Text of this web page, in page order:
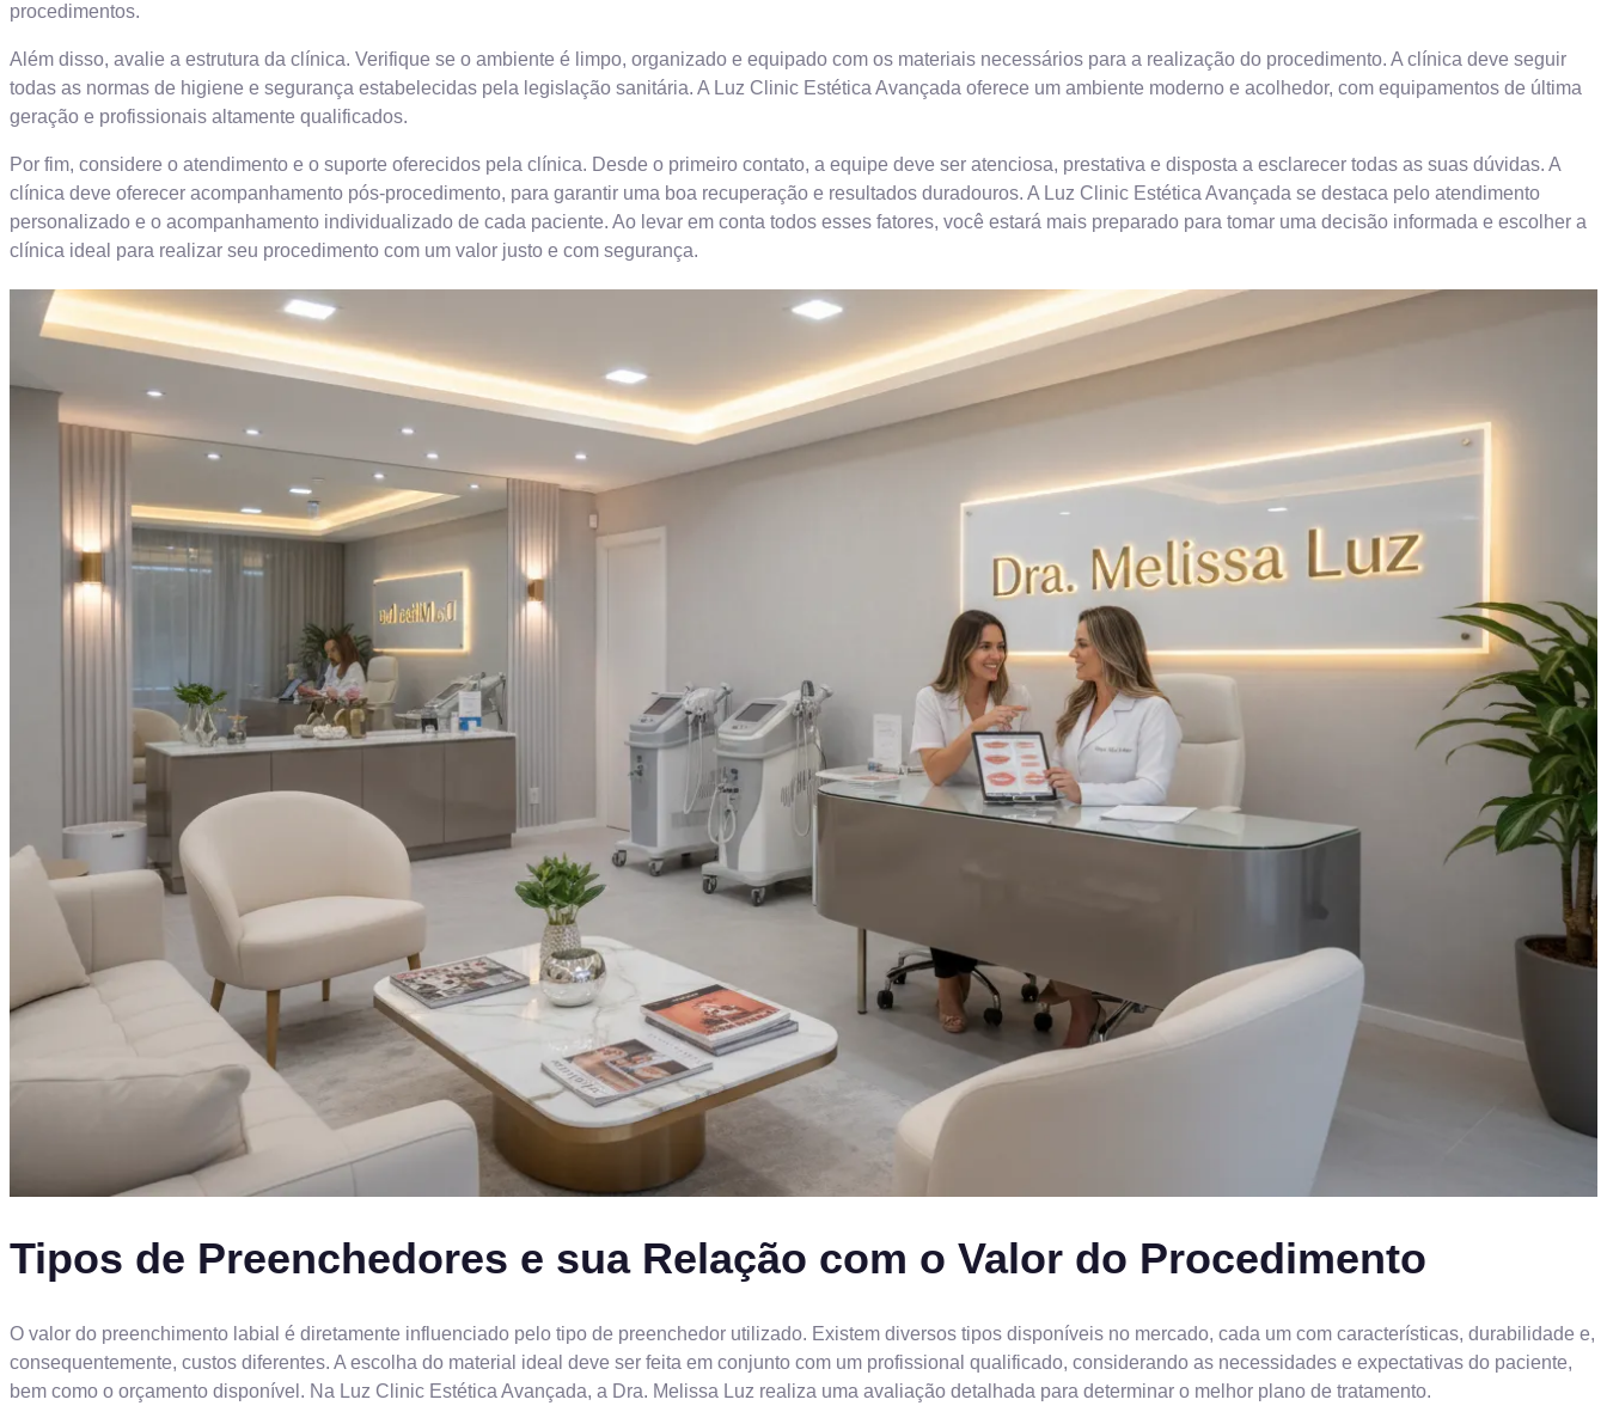
procedimentos.
Além disso, avalie a estrutura da clínica. Verifique se o ambiente é limpo, organizado e equipado com os materiais necessários para a realização do procedimento. A clínica deve seguir
todas as normas de higiene e segurança estabelecidas pela legislação sanitária. A Luz Clinic Estética Avançada oferece um ambiente moderno e acolhedor, com equipamentos de última
geração e profissionais altamente qualificados.
Por fim, considere o atendimento e o suporte oferecidos pela clínica. Desde o primeiro contato, a equipe deve ser atenciosa, prestativa e disposta a esclarecer todas as suas dúvidas. A
clínica deve oferecer acompanhamento pós-procedimento, para garantir uma boa recuperação e resultados duradouros. A Luz Clinic Estética Avançada se destaca pelo atendimento
personalizado e o acompanhamento individualizado de cada paciente. Ao levar em conta todos esses fatores, você estará mais preparado para tomar uma decisão informada e escolher a
clínica ideal para realizar seu procedimento com um valor justo e com segurança.
Tipos de Preenchedores e sua Relação com o Valor do Procedimento
O valor do preenchimento labial é diretamente influenciado pelo tipo de preenchedor utilizado. Existem diversos tipos disponíveis no mercado, cada um com características, durabilidade e,
consequentemente, custos diferentes. A escolha do material ideal deve ser feita em conjunto com um profissional qualificado, considerando as necessidades e expectativas do paciente,
bem como o orçamento disponível. Na Luz Clinic Estética Avançada, a Dra. Melissa Luz realiza uma avaliação detalhada para determinar o melhor plano de tratamento.